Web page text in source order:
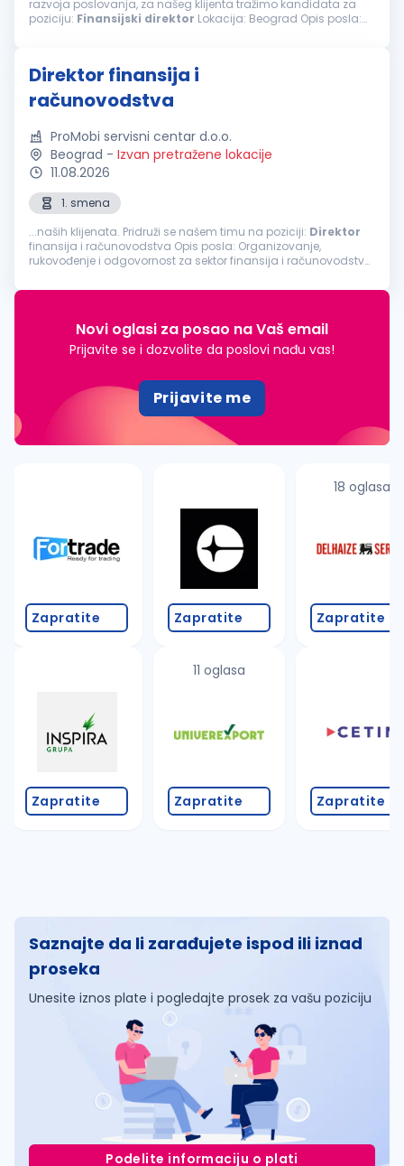
razvoja poslovanja, za našeg klijenta tražimo kandidata za
poziciju: Finansijski direktor Lokacija: Beograd Opis posla:
Direktor finansija i
računovodstva
ProMobi servisni centar d.o.o.
Beograd - Izvan pretražene lokacije
11.08.2026
1. smena
...naših klijenata. Pridruži se našem timu na poziciji: Direktor
finansija i računovodstva Opis posla: Organizovanje,
rukovođenje i odgovornost za sektor finansija i računovodstva
program...
Novi oglasi za posao na Vaš email
Prijavite se i dozvolite da poslovi nađu vas!
Prijavite me
Zapratite
Zapratite
Zapratite
11 oglasa
Zapratite
18 oglasa
Zapratite
Zapratite
Saznajte da li zarađujete ispod ili iznad
proseka
Unesite iznos plate i pogledajte prosek za vašu poziciju
Podelite informaciju o plati